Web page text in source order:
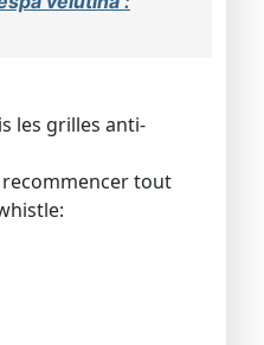
les grilles anti-
tout